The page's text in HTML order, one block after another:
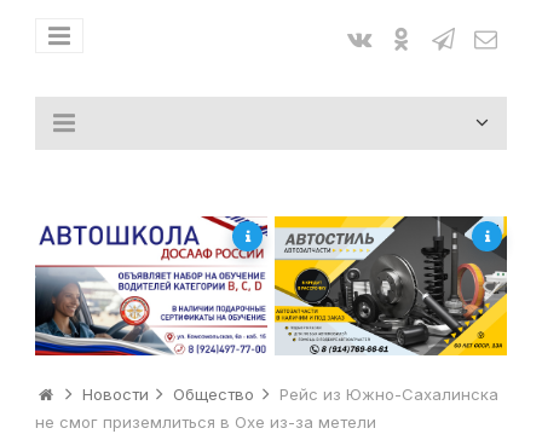
Новости Общество
Рейс из Южно-Сахалинска
не смог приземлиться в Охе из-за метели